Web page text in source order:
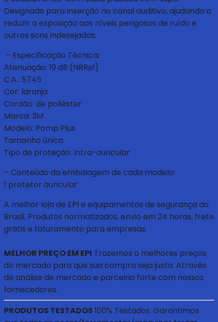
Designado para inserção no canal auditivo, ajudando a
reduzir a exposição aos níveis perigosos de ruído e
outros sons indesejados.
– Especificação Técnica:
Atenuação: 19 dB (NRRsf)
C.A.: 5745
Cor: laranja
Cordão: de poliéster
Marca: 3M
Modelo: Pomp Plus
Tamanho único
Tipo de proteção: Intra-auricular
– Conteúdo da embalagem de cada modelo:
1 protetor auricular
A melhor loja de EPI e equipamentos de segurança do
Brasil. Produtos normatizados, envio em 24 horas, frete
grátis e faturamento para empresas.
MELHOR PREÇO EM EPI Trazemos o melhores preços
do mercado para que sua compra seja justa. Através
de análise de mercado e parceiria forte com nossos
fornecedores.
PRODUTOS TESTADOS100% Testados. Garantimos